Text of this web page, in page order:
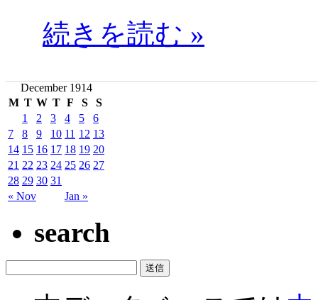
続きを読む »
December 1914
M T W T F S S
« Nov Jan »
1 2 3 4 5
6
7
8 9 10 11 12 13
14 15 16 17 18 19 20
21 22 23 24 25 26 27
28 29 30 31
search